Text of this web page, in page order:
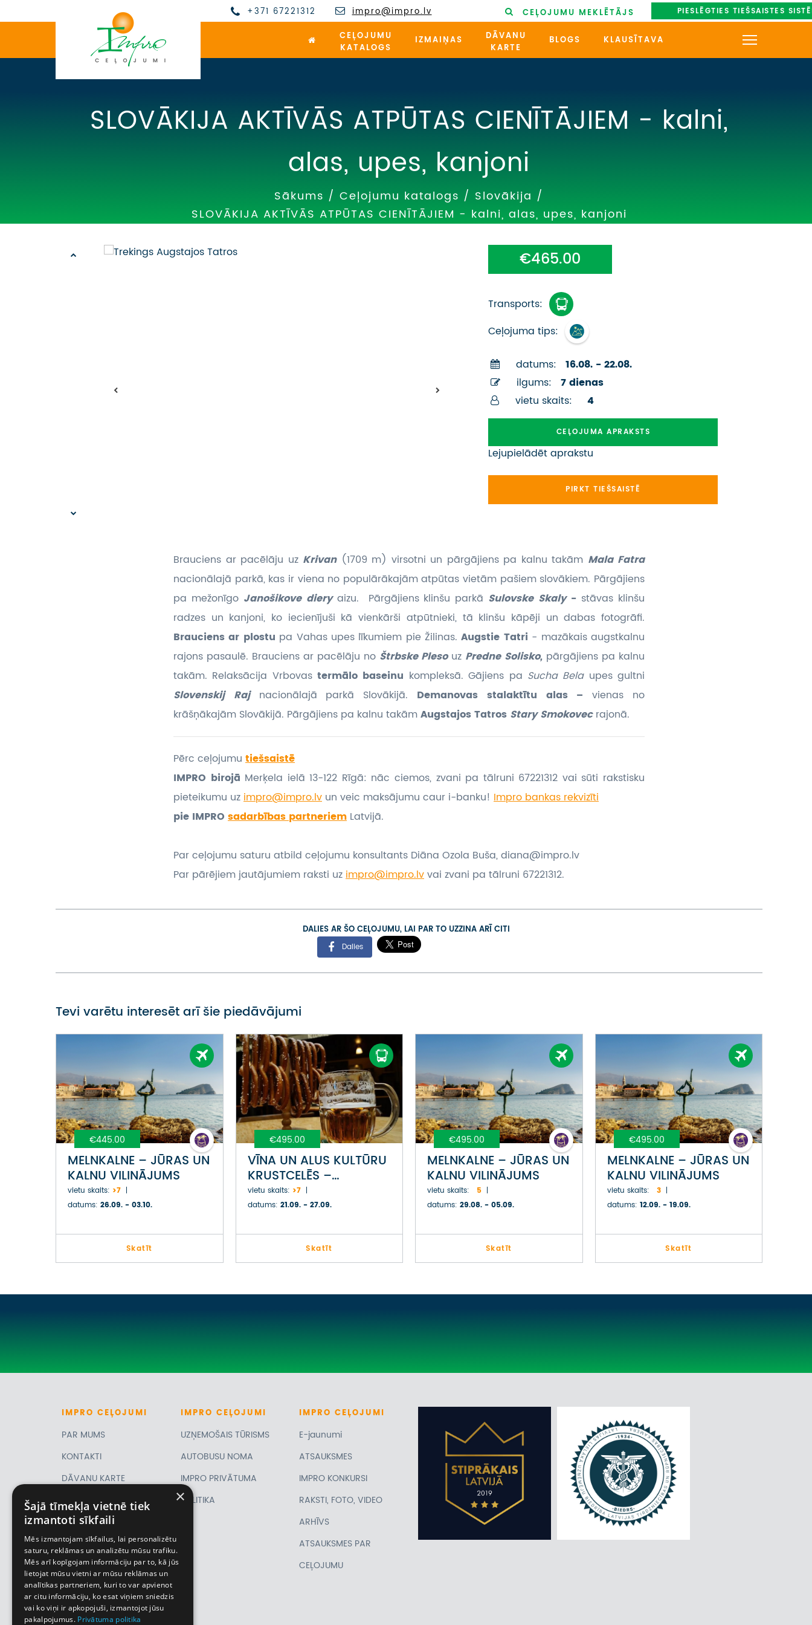
+371 67221312 impro@impro.lv CEĻOJUMU MEKLĒTĀJS PIESLĒGTIES TIEŠSAISTES
CEĻOJUMU
KATALOGS
IZMAIŅAS
DĀVANU
KARTE
BLOGS KLAUSĪTAVA
PIRMSLĪGUMA INFORMĀCIJA,
IMPRO PRIVĀTUMA POLITIKA
SLOVĀKIJA AKTĪVĀS ATPŪTAS CIENĪTĀJIEM - kalni,
alas, upes, kanjoni
Sākums / Ceļojumu katalogs / Slovākija /
SLOVĀKIJA AKTĪVĀS ATPŪTAS CIENĪTĀJIEM - kalni, alas, upes, kanjoni
€465.00
Transports:
Ceļojuma tips:
datums:
16.08. - 22.08.
ilgums:
7 dienas
vietu skaits:
4
CEĻOJUMA APRAKSTS
Lejupielādēt aprakstu
PIRKT TIEŠSAISTĒ
Brauciens ar pacēlāju uz Krivan (1709 m) virsotni un pārgājiens pa kalnu takām Mala Fatra
nacionālajā parkā, kas ir viena no populārākajām atpūtas vietām pašiem slovākiem. Pārgājiens
pa mežonīgo Janošikove dieryaizu. Pārgājiens klinšu parkā Sulovske Skaly - stāvas klinšu
radzes un kanjoni, ko iecienījuši kā vienkārši atpūtnieki, tā klinšu kāpēji un dabas fotogrāfi.
Brauciens ar plostu pa Vahas upes līkumiem pie Žilinas.Augstie Tatri - mazākais augstkalnu
rajons pasaulē. Brauciens ar pacēlāju no Štrbske Pleso uz Predne Solisko, pārgājiens pa kalnu
takām. Relaksācija Vrbovastermālo baseinu kompleksā. Gājiens pa Sucha Belaupes gultni
Slovenskij Rajnacionālajā parkā Slovākijā. Demanovas stalaktītu alas –vienas no
krāšņākajām Slovākijā. Pārgājiens pa kalnu takāmAugstajos Tatros Stary Smokovec rajonā.
Pērc ceļojumu tiešsaistē
IMPRO birojā Merķela ielā 13-122 Rīgā: nāc ciemos, zvani pa tālruni 67221312 vai sūti rakstisku
pieteikumu uzimpro@impro.lv un veic maksājumu caur i-banku! Impro bankas rekvizīti
pie IMPRO sadarbības partneriem Latvijā.
Par ceļojumu saturu atbild ceļojumu konsultants Diāna Ozola Buša, diana@impro.lv
Par pārējiem jautājumiem raksti uzimpro@impro.lvvai zvani pa tālruni 67221312.
DALIES AR ŠO CEĻOJUMU, LAI PAR TO UZZINA ARĪ CITI
Dalies
Tevi varētu interesēt arī šie piedāvājumi
€445.00
MELNKALNE – JŪRAS UN
KALNU VILINĀJUMS
vietu skaits: >7
datums: 26.09. - 03.10.
Skatīt
€495.00
VĪNA UN ALUS KULTŪRU
KRUSTCELĒS –
BOHĒMIJA, MORĀVIJA,
PRĀGA
vietu skaits: >7
datums: 21.09. - 27.09.
Skatīt
€495.00
MELNKALNE – JŪRAS UN
KALNU VILINĀJUMS
vietu skaits:
5
datums: 29.08. - 05.09.
Skatīt
€495.00
MELNKALNE – JŪRAS UN
KALNU VILINĀJUMS
vietu skaits:
3
datums: 12.09. - 19.09.
Skatīt
IMPRO CEĻOJUMI
PAR MUMS
KONTAKTI
DĀVANU KARTE
PIRMSLĪGUMA
INFORMĀCIJA, KLIENTA
LĪGUMS,
CEĻOJUMU
APDROŠINĀŠANA
VĪZU ANKETAS
IMPRO CEĻOJUMI
UZŅEMOŠAIS TŪRISMS
AUTOBUSU NOMA
IMPRO PRIVĀTUMA
POLITIKA
IMPROCEĻOJUMI
E-jaunumi
ATSAUKSMES
IMPRO KONKURSI
RAKSTI, FOTO, VIDEO
ARHĪVS
ATSAUKSMES PAR
CEĻOJUMU
×
Šajā tīmekļa vietnē tiek
izmantoti sīkfaili
Mēs izmantojam sīkfailus, lai personalizētu
saturu, reklāmas un analizētu mūsu trafiku.
Mēs arī kopīgojam informāciju par to, kā jūs
lietojat mūsu vietni ar mūsu reklāmas un
analītikas partneriem, kuri to var apvienot
ar citu informāciju, ko esat viņiem sniedzis
vai ko viņi ir apkopojuši, izmantojot jūsu
pakalpojumus. Privātuma politika